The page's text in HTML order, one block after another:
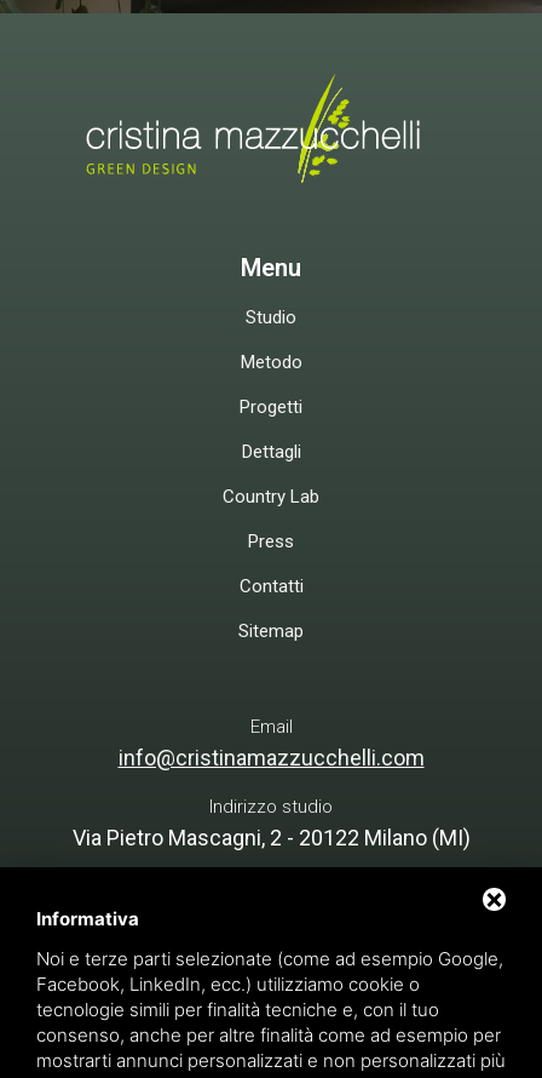
Informativa
Noi e terze parti selezionate (come ad esempio Google,
Facebook, LinkedIn, ecc.) utilizziamo cookie o
tecnologie simili per finalità tecniche e, con il tuo
consenso, anche per altre finalità come ad esempio per
mostrarti annunci personalizzati e non personalizzati più
Menu
Studio
Metodo
Progetti
Dettagli
Country Lab
Press
Contatti
Sitemap
Email
info@cristinamazzucchelli.com
Indirizzo studio
Via Pietro Mascagni, 2 - 20122 Milano (MI)
Cascina Costera, 25 15030 - Rosignano
Monferrato (AL)
Cristina Mazzucchelli Green Design - P. IVA 07134890966